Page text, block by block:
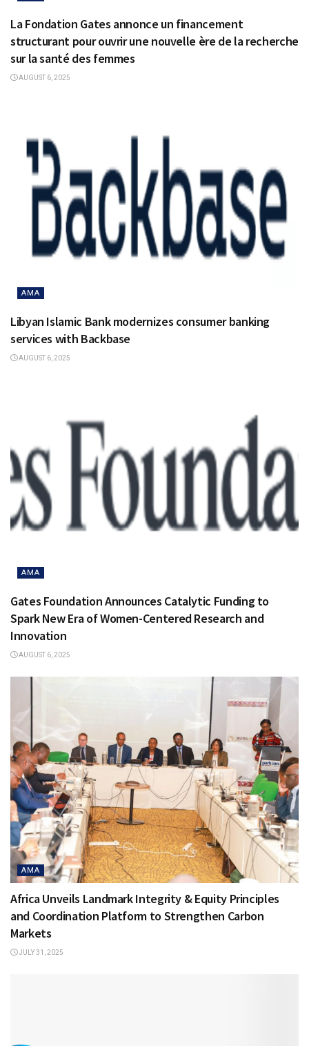
La Fondation Gates annonce un financement
structurant pour ouvrir une nouvelle ère de la recherche
sur la santé des femmes
AUGUST 6, 2025
AMA
Libyan Islamic Bank modernizes consumer banking
services with Backbase
AUGUST 6, 2025
AMA
Gates Foundation Announces Catalytic Funding to
Spark New Era of Women-Centered Research and
Innovation
AUGUST 6, 2025
AMA
Africa Unveils Landmark Integrity & Equity Principles
and Coordination Platform to Strengthen Carbon
Markets
JULY 31, 2025